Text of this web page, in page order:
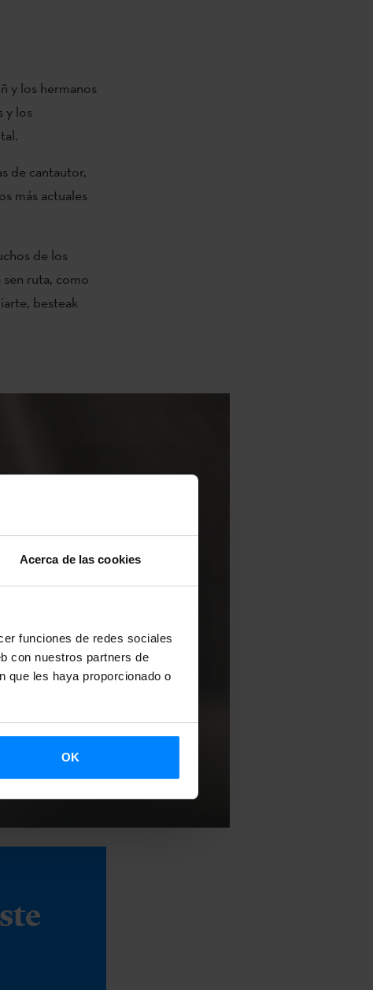
Acerca de las cookies
funciones de redes sociales
con nuestros partners de
que les haya proporcionado o
OK
y los hermanos
y los
de cantautor,
más actuales
de los
ruta, como
besteak